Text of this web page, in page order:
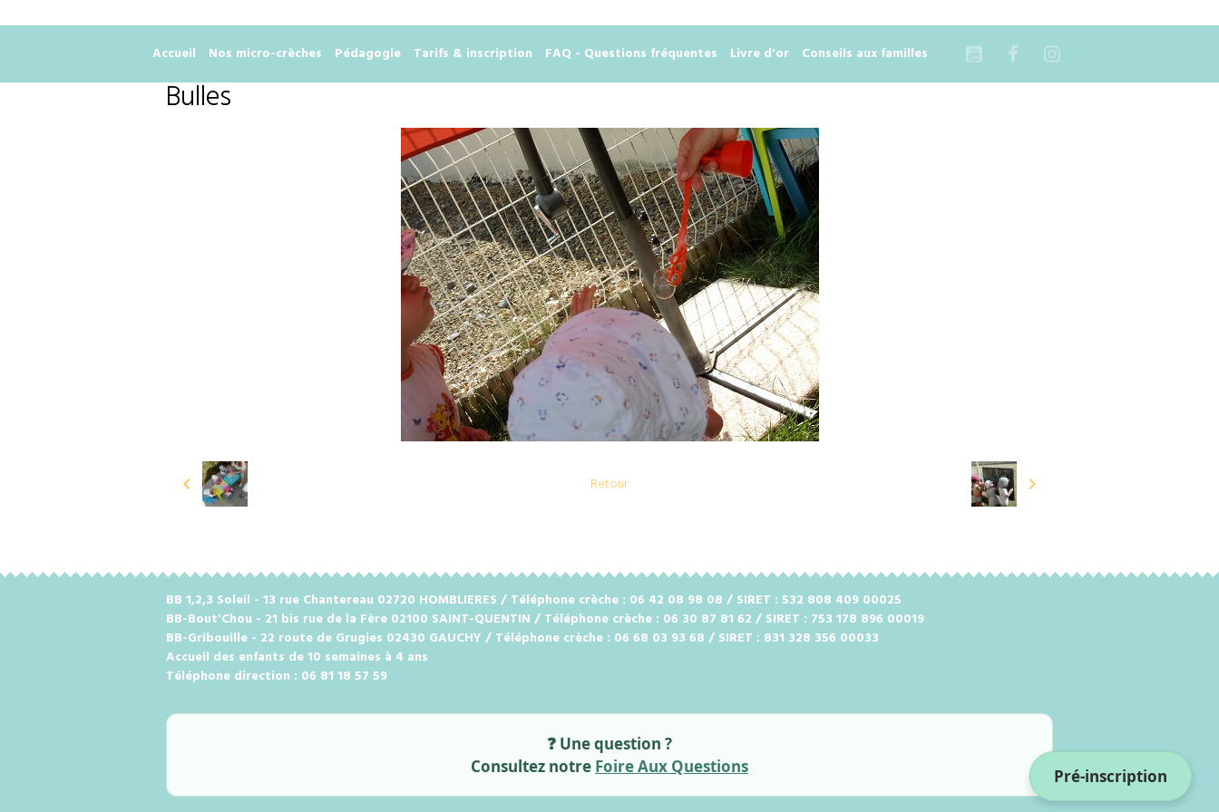
Pré-inscription
Accueil Nos micro-crèches Pédagogie Tarifs & inscription FAQ - Questions fréquentes Livre d'or Conseils aux familles
Bulles
Retour
BB 1,2,3 Soleil - 13 rue Chantereau 02720 HOMBLIERES / Téléphone crèche : 06 42 08 98 08 / SIRET : 532 808 409 00025
BB-Bout'Chou - 21 bis rue de la Fère 02100 SAINT-QUENTIN / Téléphone crèche : 06 30 87 81 62 / SIRET : 753 178 896 00019
BB-Gribouille - 22 route de Grugies 02430 GAUCHY / Téléphone crèche : 06 68 03 93 68 / SIRET : 831 328 356 00033
Accueil des enfants de 10 semaines à 4 ans
Téléphone direction : 06 81 18 57 59
❓ Une question ?
Consultez notre Foire Aux Questions